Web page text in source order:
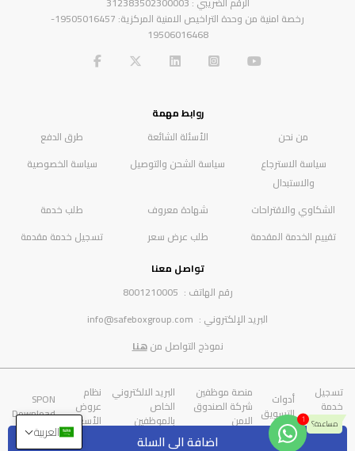
اضافة الى السلة
رخصة امنية من وحدة التراخيص الامنية المركزية: 19505016457-
19506016468
روابط مهمة
من نحن
الأسئلة الشائعة
طرق الدفع
سياسة الاسترجاع
والاستبدال
سياسة الشحن والتوصيل سياسة الخصوصية
الشكاوي والاقتراحات شهادة معروف
طلب خدمة
تقييم الخدمة المقدمة
طلب عرض سعر
تسجيل خدمة مقدمة
تواصل معنا
رقم الهاتف : 8001210005
البريد الإلكتروني : info@safeboxgroup.com
نموذج التواصل منهنا
تسجيل
خدمة
مقدمة
أدوات
التسويق
منصة موظفين
شركة الصندوق
الامن
البريد الالكتروني
الخاص
بالموظفين
نظام
عروض
الأسعار
SPON
Download
شركة الصندوق الامن
العربية